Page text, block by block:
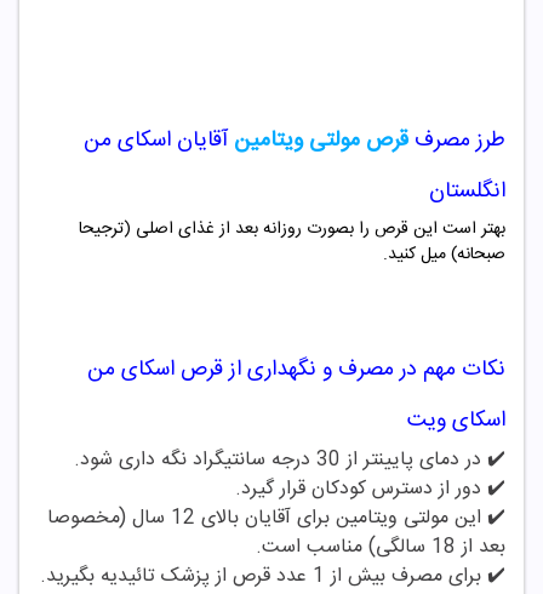
طرز مصرف قرص مولتی ویتامینآقایان اسکای من
انگلستان
بهتر است این قرص را بصورت روزانه بعد از غذای اصلی (ترجیحا
صبحانه) میل کنید.
نکات مهم در مصرف و نگهداری از قرص اسکای من
اسکای ویت
✔️ در دمای پایینتر از 30 درجه سانتیگراد نگه داری شود.
✔️ دور از دسترس کودکان قرار گیرد.
✔️
این مولتی ویتامین برای آقایان بالای 12 سال (مخصوصا
بعد از 18 سالگی) مناسب است.
✔️برای مصرف بیش از 1 عدد قرص از پزشک تائیدیه بگیرید.